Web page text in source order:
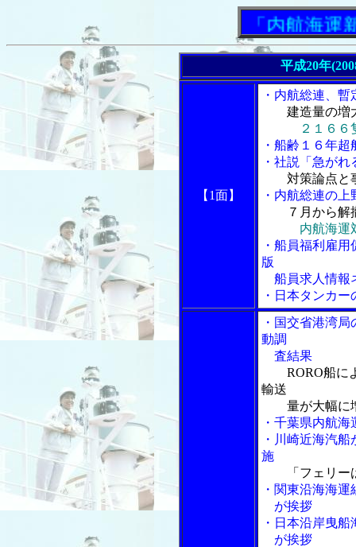
「内航海運新聞
平成20年
【1面】
・内航総連、
建造量の増
２１６
・船齢１６年
・社説「急が
対策論点と
・内航総連の
７月から
内航海運
・船員福利雇
版
船員求人情報
・日本タンカ
・国交省港湾
動調
査結果
RORO船に
輸送
量が大幅に
・千葉県内航
・川崎近海汽
施
「フェリ
・関東沿海海
が挨拶
・日本沿岸曳
が挨拶